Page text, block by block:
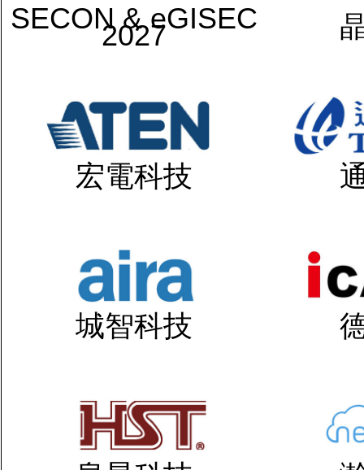
SECON & eGISEC
2027
宏電科技
城智科技